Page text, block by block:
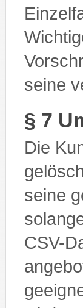
seine
§ 7
Die
seine
CSV-